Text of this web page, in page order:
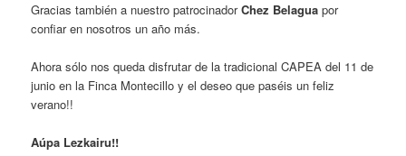
Gracias también a nuestro patrocinadorChez Belagua por
confiar en nosotros un año más.
Ahora sólo nos queda disfrutar de la tradicional CAPEA del 11 de
junio en la Finca Montecillo y el deseo que paséis un feliz
verano!!
Aúpa Lezkairu!!